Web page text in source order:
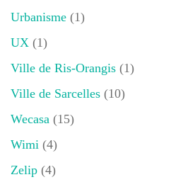
Urbanisme (1)
UX (1)
Ville de Ris-Orangis (1)
Ville de Sarcelles (10)
Wecasa (15)
Wimi (4)
Zelip (4)